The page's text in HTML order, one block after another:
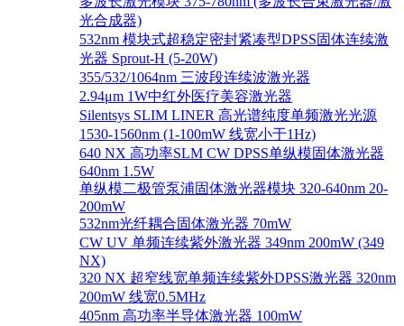
光合成器)
532nm 模块式超稳定密封紧凑型DPSS固体连续激
光器 Sprout-H (5-20W)
355/532/1064nm 三波段连续波激光器
2.94μm 1W中红外医疗美容激光器
Silentsys SLIM LINER 高光谱纯度单频激光光源
1530-1560nm (1-100mW 线宽小于1Hz)
640 NX 高功率SLM CW DPSS单纵模固体激光器
640nm 1.5W
单纵模二极管泵浦固体激光器模块 320-640nm 20-
200mW
532nm光纤耦合固体激光器 70mW
CW UV 单频连续紫外激光器 349nm 200mW (349
NX)
320 NX 超窄线宽单频连续紫外DPSS激光器 320nm
200mW 线宽0.5MHz
405nm 高功率半导体激光器 100mW